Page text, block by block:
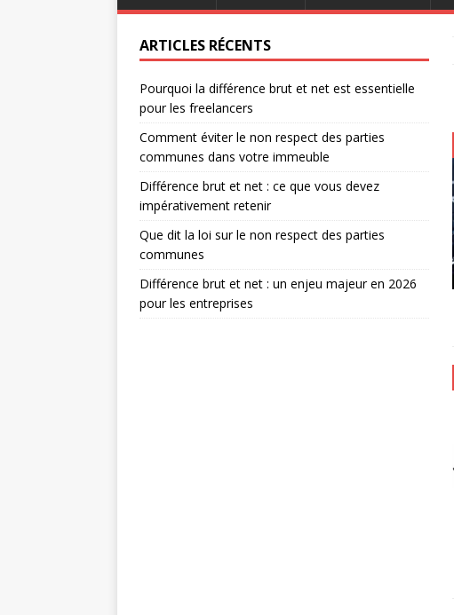
ARTICLES RÉCENTS
Pourquoi la différence brut et net est essentielle
pour les freelancers
Comment éviter le non respect des parties
communes dans votre immeuble
Différence brut et net : ce que vous devez
impérativement retenir
Que dit la loi sur le non respect des parties
communes
Différence brut et net : un enjeu majeur en 2026
pour les entreprises